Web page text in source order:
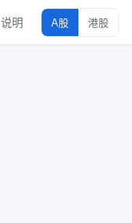
说明 A股 港股